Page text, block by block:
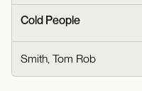
Cold People
Smith, Tom Rob